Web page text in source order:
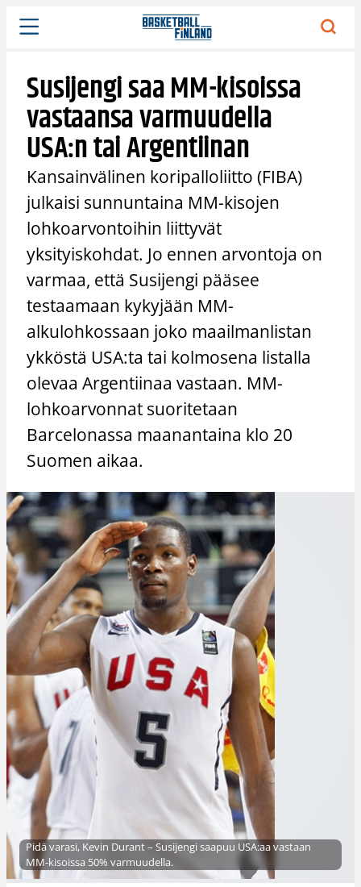
Siirry
sisältöön
Susijengi saa MM-kisoissa
vastaansa varmuudella
USA:n tai Argentiinan
Kansainvälinen koripalloliitto (FIBA)
julkaisi sunnuntaina MM-kisojen
lohkoarvontoihin liittyvät
yksityiskohdat. Jo ennen arvontoja on
varmaa, että Susijengi pääsee
testaamaan kykyjään MM-
alkulohkossaan joko maailmanlistan
ykköstä USA:ta tai kolmosena listalla
olevaa Argentiinaa vastaan. MM-
lohkoarvonnat suoritetaan
Barcelonassa maanantaina klo 20
Suomen aikaa.
Pidä varasi, Kevin Durant – Susijengi saapuu USA:aa vastaan
MM-kisoissa 50% varmuudella.